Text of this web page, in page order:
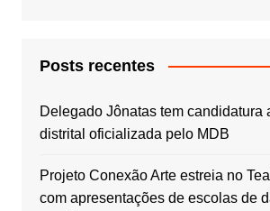
Posts recentes
Delegado Jônatas tem candidatura
distrital oficializada pelo MDB
Projeto Conexão Arte estreia no
com apresentações de escolas de